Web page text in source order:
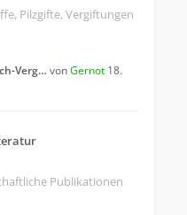
Pilzgifte, Vergiftungen
Verg… vonGernot 18.
Publikationen